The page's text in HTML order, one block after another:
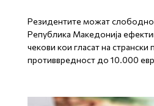
Резидентите можат слободно
Република Македонија
чекови кои гласат на странски
противвредност до 10.000